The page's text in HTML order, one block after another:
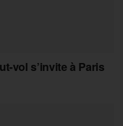
vol s’invite à Paris